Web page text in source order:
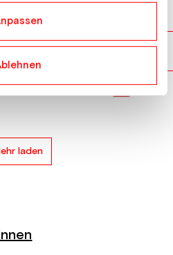
Karoline AUT
NEZA
laden